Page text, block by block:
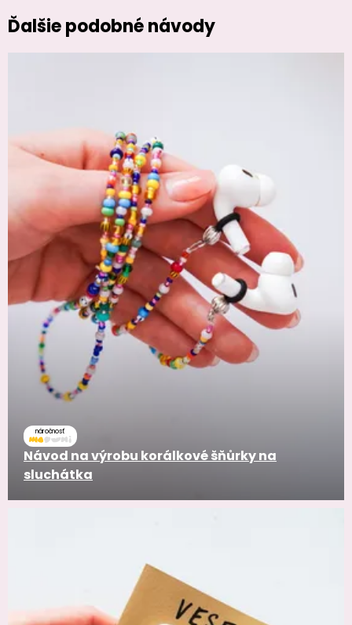
Ďalšie podobné návody
náročnosť
Návod na výrobu korálkové šňůrky na
sluchátka